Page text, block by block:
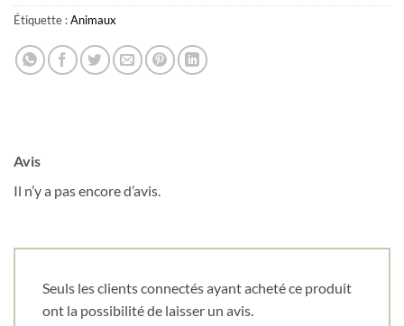
Étiquette :Animaux
Avis
Il n’y a pas encore d’avis.
Seuls les clients connectés ayant acheté ce produit
ont la possibilité de laisser un avis.